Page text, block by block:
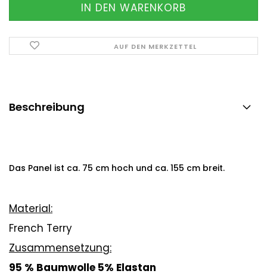
AUF DEN MERKZETTEL
Beschreibung
Das Panel ist ca. 75 cm hoch und ca. 155 cm breit.
Material:
French Terry
Zusammensetzung:
95 % Baumwolle 5% Elastan